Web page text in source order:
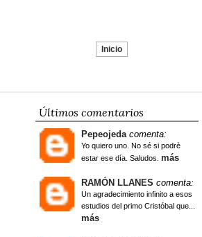
Inicio
Últimos comentarios
Pepeojeda comenta:
Yo quiero uno. No sé si podrè
estar ese día. Saludos. más
RAMÓN LLANES comenta:
Un agradecimiento infinito a esos
estudios del primo Cristóbal que...
más